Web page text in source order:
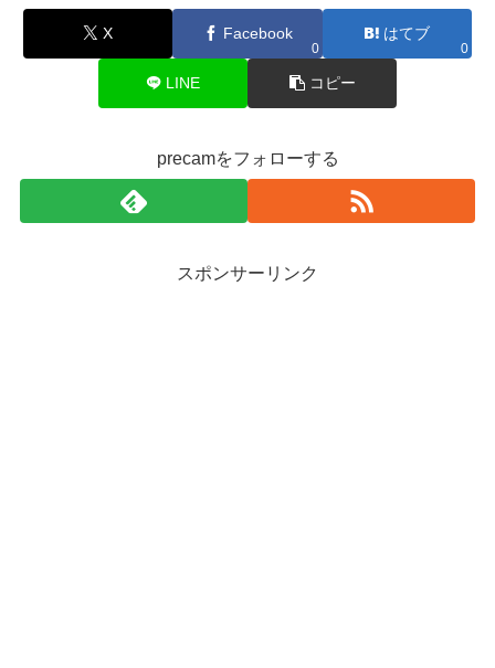
X Facebook
0
はてブ
0
LINE コピー
precamをフォローする
スポンサーリンク